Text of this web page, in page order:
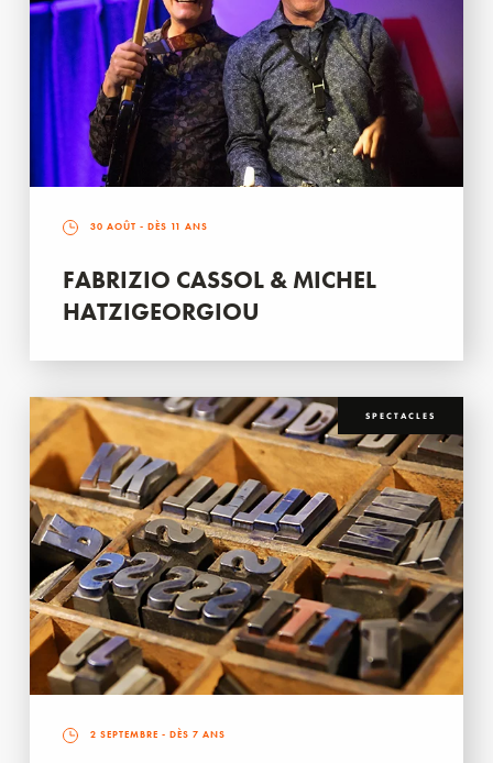
30 AOÛT - DÈS 11 ANS
FABRIZIO CASSOL & MICHEL
HATZIGEORGIOU
SPECTACLES
2 SEPTEMBRE - DÈS 7 ANS